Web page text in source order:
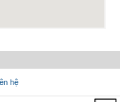
hệ